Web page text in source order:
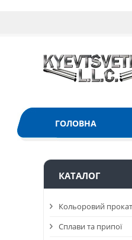
ГОЛОВНА
КАТАЛОГ
Кольоровий прокат
Сплави та припої